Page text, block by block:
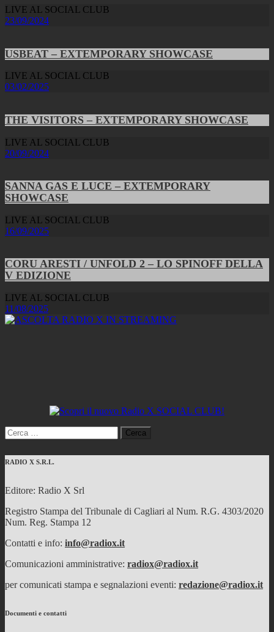
LIVE AL SOCIAL CLUB
23/09/2024
USBEAT – EXTEMPORARY SHOWCASE
LIVE AL SOCIAL CLUB
03/02/2025
THE VISITORS – EXTEMPORARY SHOWCASE
LIVE AL SOCIAL CLUB
20/09/2024
SANNA GAS E LUCE – EXTEMPORARY
SHOWCASE
LIVE AL SOCIAL CLUB
16/09/2025
CORU ARESTI / UNFOLD 2 – LO SPINOFF DELLA
V EDIZIONE
LIVE AL SOCIAL CLUB
11/08/2025
Ricerca
per:
RADIO X S.R.L.
Editore: Radio X Srl
Registro Stampa del Tribunale di Cagliari al Num. R.G. 4303/2020
Num. Reg. Stampa 12
Contatti e info: info@radiox.it
Comunicazioni amministrative: radiox@radiox.it
per comunicati stampa e segnalazioni eventi: redazione@radiox.it
Documenti e contatti